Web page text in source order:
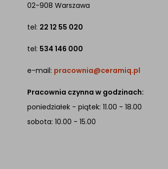
02-908 Warszawa
tel: 22 12 55 020
tel: 534 146 000
e-mail: pracownia@ceramiq.pl
Pracownia czynna w godzinach:
poniedziałek - piątek: 11.00 - 18.00
sobota: 10.00 - 15.00